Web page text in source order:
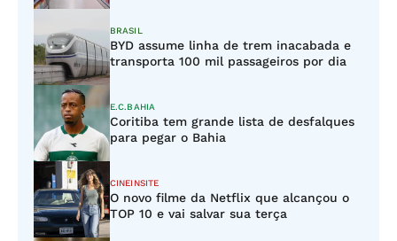
BRASIL
BYD assume linha de trem inacabada e
transporta 100 mil passageiros por dia
E.C.BAHIA
Coritiba tem grande lista de desfalques
para pegar o Bahia
CINEINSITE
O novo filme da Netflix que alcançou o
TOP 10 e vai salvar sua terça